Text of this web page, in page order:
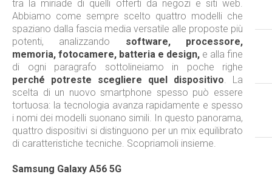
tra la miriade di quelli offerti da negozi e siti web.
Abbiamo come sempre scelto quattro modelli che
spaziano dalla fascia media versatile alle proposte più
potenti, analizzando software, processore,
memoria, fotocamere, batteria e design, e alla fine
di ogni paragrafo sottolineiamo in poche righe
perché potreste scegliere quel dispositivo. La
scelta di un nuovo smartphone spesso può essere
tortuosa: la tecnologia avanza rapidamente e spesso
i nomi dei modelli suonano simili. In questo panorama,
quattro dispositivi si distinguono per un mix equilibrato
di caratteristiche tecniche. Scopriamoli insieme.
Samsung Galaxy A56 5G